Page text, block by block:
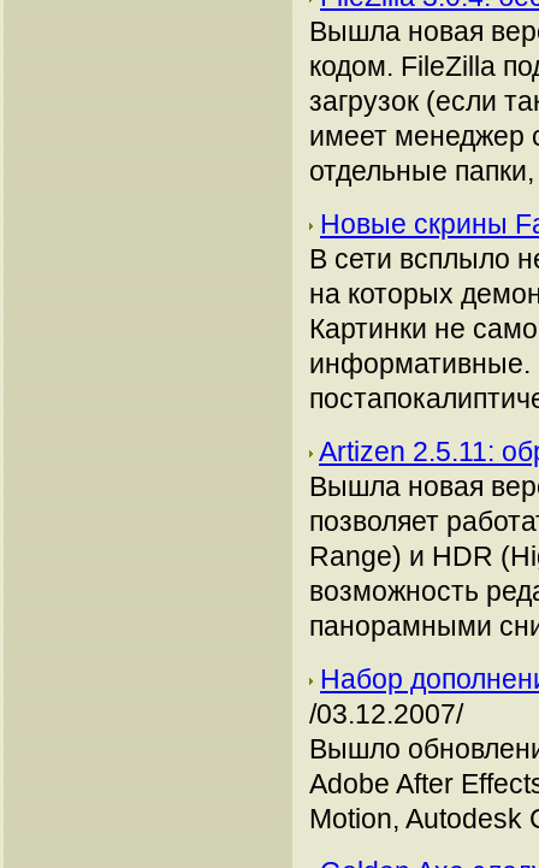
Вышла новая
кодом. FileZilla
загрузок (если
имеет менеджер
отдельные
Новые скрины
В сети всплыло
на которых
Картинки не
информативные.
Artizen 2.5.11:
Вышла новая
позволяет
Range) и HDR
возможность
панорамными
Набор
/03.12.2007/
Вышло
Adobe After
Motion, Autodesk